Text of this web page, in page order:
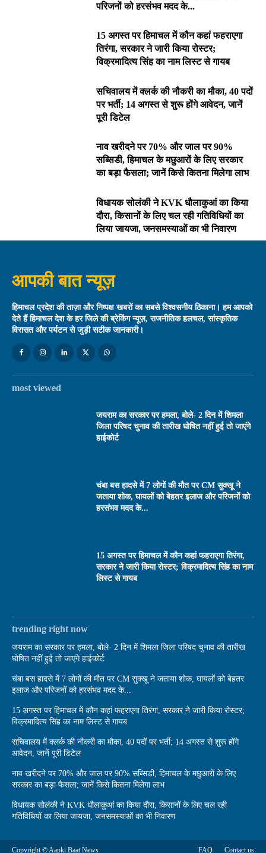
परिजनों को हरसंभव मदद के...
15 अगस्त पर हिमाचल में कौन कहां फहराएगा
तिरंगा, सरकार ने जारी किया रोस्टर;
विक्रमादित्य सिंह का नाम लिस्ट से गायब
सचिवालय में क्लर्क की नौकरी का मौका, 40 पदों
पर भर्ती; 14 अगस्त से शुरू होंगे आवेदन, जानें
पूरी डिटेल
नाव खरीदने पर 70% और जाल पर 90%
सब्सिडी, हिमाचल के मछुआरों के लिए सरकार
का बड़ा फैसला; जानें किसे कितना मिलेगा लाभ
विधायक सोलंकी ने KVK धौलाकुआं का किया
दौरा, किसानों के लिए चल रही गतिविधियों का
लिया जायजा, जनसमस्याओं का भी निवारण
आपकी बात न्यूज़
हिमाचल प्रदेश की ताज़ा और निष्पक्ष खबरों का सबसे विश्वसनीय ठिकाना। हम आपको
देते हैं हिमाचल देश के हर जिले की ब्रेकिंग न्यूज़, राजनीतिक हलचल, सांस्कृतिक
विरासत और पर्यटन से जुड़ी सटीक जानकारी।
most viewed
जयराम का सरकार पर हमला, बोले- 2 दिन में शिमला
जिला परिषद चुनाव की तारीख घोषित नहीं हुई तो जाएंगे
हाईकोर्ट
चंबा बस हादसे में 7 लोगों की मौत पर CM सुक्खू ने
जताया शोक, घायलों को बेहतर इलाज और परिजनों को
हरसंभव मदद के...
15 अगस्त पर हिमाचल में कौन कहां फहराएगा तिरंगा,
सरकार ने जारी किया रोस्टर; विक्रमादित्य सिंह का नाम
लिस्ट से गायब
trending right now
जयराम का सरकार पर हमला, बोले- 2 दिन में शिमला जिला परिषद चुनाव की तारीख
घोषित नहीं हुई तो जाएंगे हाईकोर्ट
चंबा बस हादसे में 7 लोगों की मौत पर CM सुक्खू ने जताया शोक, घायलों को बेहतर
इलाज और परिजनों को हरसंभव मदद के...
15 अगस्त पर हिमाचल में कौन कहां फहराएगा तिरंगा, सरकार ने जारी किया रोस्टर;
विक्रमादित्य सिंह का नाम लिस्ट से गायब
सचिवालय में क्लर्क की नौकरी का मौका, 40 पदों पर भर्ती; 14 अगस्त से शुरू होंगे
आवेदन, जानें पूरी डिटेल
नाव खरीदने पर 70% और जाल पर 90% सब्सिडी, हिमाचल के मछुआरों के लिए
सरकार का बड़ा फैसला; जानें किसे कितना मिलेगा लाभ
विधायक सोलंकी ने KVK धौलाकुआं का किया दौरा, किसानों के लिए चल रही
गतिविधियों का लिया जायजा, जनसमस्याओं का भी निवारण
Copyright © Aapki Baat News FAQ Contact us